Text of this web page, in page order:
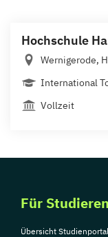
Hochschule
Wernigerode,
International
Vollzeit
Für
Übersicht